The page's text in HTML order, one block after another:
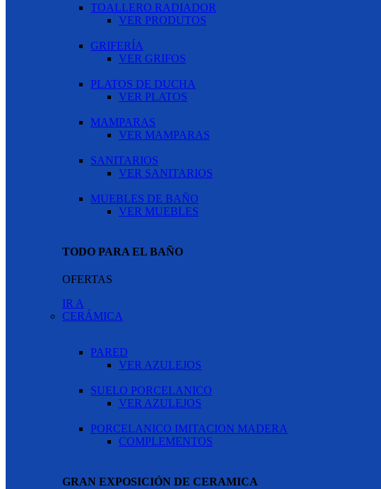
TOALLERO RADIADOR
VER PRODUTOS
GRIFERÍA
VER GRIFOS
PLATOS DE DUCHA
VER PLATOS
MAMPARAS
VER MAMPARAS
SANITARIOS
VER SANITARIOS
MUEBLES DE BAÑO
VER MUEBLES
TODO PARA EL BAÑO
OFERTAS
IR A
CERÁMICA
PARED
VER AZULEJOS
SUELO PORCELANICO
VER AZULEJOS
PORCELANICO IMITACION MADERA
COMPLEMENTOS
GRAN EXPOSICIÓN DE CERAMICA